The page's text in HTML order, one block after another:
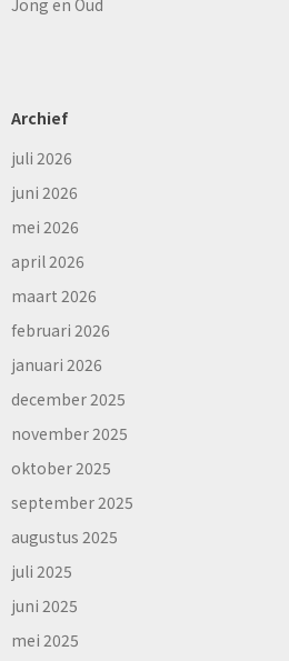
Archief
juli 2026
juni 2026
mei 2026
april 2026
maart 2026
februari 2026
januari 2026
december 2025
november 2025
oktober 2025
september 2025
augustus 2025
juli 2025
juni 2025
mei 2025